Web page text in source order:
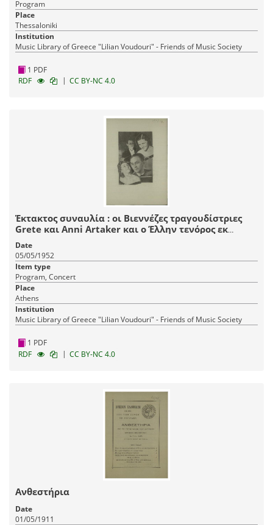
Program
Place
Thessaloniki
Institution
Music Library of Greece "Lilian Voudouri" - Friends of Music Society
1 PDF
RDF
| CC BY-NC 4.0
Έκτακτος συναυλία : οι Βιεννέζες τραγουδίστριες
Grete και Anni Artaker και ο Έλλην τενόρος εκ
Βιέννης Ηρ. Πολίτης
Date
05/05/1952
Item type
Program, Concert
Place
Athens
Institution
Music Library of Greece "Lilian Voudouri" - Friends of Music Society
1 PDF
RDF
| CC BY-NC 4.0
Ανθεστήρια
Date
01/05/1911